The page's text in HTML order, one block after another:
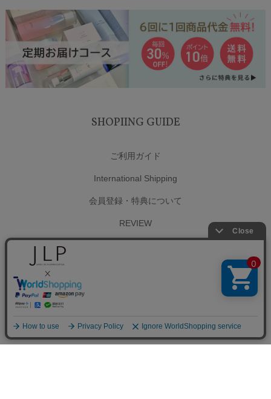
SHOPIING GUIDE
ご利用ガイド
International Shipping
会員登録・特典について
REVIEW
PRIVACY POLICY
個人情報の取扱いについて 日本ライフ製薬 JLPショップについて